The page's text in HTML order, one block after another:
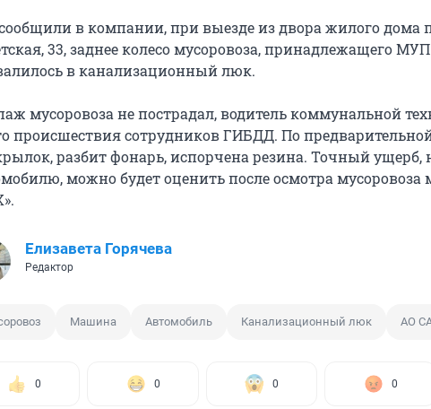
в компании, при выезде из двора жилого дома
33, заднее колесо мусоровоза, принадлежащего
в канализационный люк.
мусоровоза не пострадал, водитель коммунальной
происшествия сотрудников ГИБДД. По
разбит фонарь, испорчена резина. Точный ущерб,
можно будет оценить после осмотра
Елизавета Горячева
Редактор
Машина Автомобиль Канализационный люк АО
0 0 0 0